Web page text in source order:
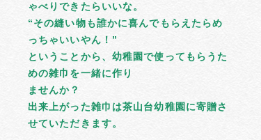
茶山のひと
まちの記憶
ゃべりできたらいいな。
“その縫い物も誰かに喜んでもらえたらめ
っちゃいいやん！”
ということから、幼稚園で使ってもらうた
めの雑巾を一緒に作り
ませんか？
出来上がった雑巾は茶山台幼稚園に寄贈さ
せていただきます。